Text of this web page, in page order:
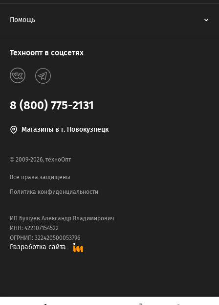
Помощь
Техноопт в соцсетях
8 (800) 775-2131
Магазины в г. Новокузнецк
© 2009-2026, техноОпт
Все права защищены
Политика конфиденциальности
ИП Бушуев Александр Владимирович
ИНН: 422107154522
ОГРНИП: 322420500053796
Разработка сайта -